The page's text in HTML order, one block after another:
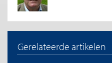
Gerelateerde artikelen